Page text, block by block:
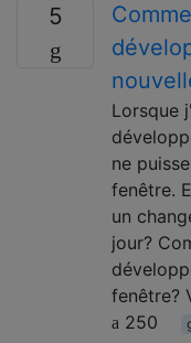
5
Lorsque
ne
fenêtre.
un
jour?
fenêtre?
250